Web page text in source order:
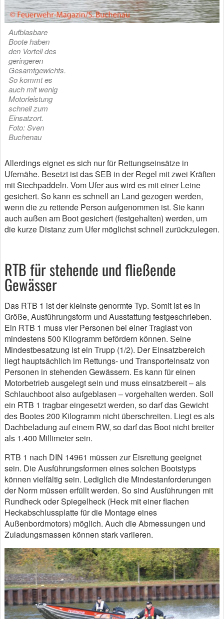
Aufblasbare
Boote haben
den Vorteil des
geringeren
Gesamtgewichts.
So kommt es
auch mit wenig
Motorleistung
schnell zum
Einsatzort.
Foto: Sven
Buchenau
Allerdings eignet es sich nur für Rettungseinsätze in
Ufernähe. Besetzt ist das SEB in der Regel mit zwei Kräften
mit Stechpaddeln. Vom Ufer aus wird es mit einer Leine
gesichert. So kann es schnell an Land gezogen werden,
wenn die zu rettende Person aufgenommen ist. Sie kann
auch außen am Boot gesichert (festgehalten) werden, um
die kurze Distanz zum Ufer möglichst schnell zurückzulegen.
RTB für stehende und fließende
Gewässer
Das RTB 1 ist der kleinste genormte Typ. Somit ist es in
Größe, Ausführungsform und Ausstattung festgeschrieben.
Ein RTB 1 muss vier Personen bei einer Traglast von
mindestens 500 Kilogramm befördern können. Seine
Mindestbesatzung ist ein Trupp (1/2). Der Einsatzbereich
liegt hauptsächlich im Rettungs- und Transporteinsatz von
Personen in stehenden Gewässern. Es kann für einen
Motorbetrieb ausgelegt sein und muss einsatzbereit – als
Schlauchboot also aufgeblasen – vorgehalten werden. Soll
ein RTB 1 tragbar eingesetzt werden, so darf das Gewicht
des Bootes 200 Kilogramm nicht überschreiten. Liegt es als
Dachbeladung auf einem RW, so darf das Boot nicht breiter
als 1.400 Millimeter sein.
RTB 1 nach DIN 14961 müssen zur Eisrettung geeignet
sein. Die Ausführungsformen eines solchen Bootstyps
können vielfältig sein. Lediglich die Mindestanforderungen
der Norm müssen erfüllt werden. So sind Ausführungen mit
Rundheck oder Spiegelheck (Heck mit einer flachen
Heckabschlussplatte für die Montage eines
Außenbordmotors) möglich. Auch die Abmessungen und
Zuladungsmassen können stark variieren.